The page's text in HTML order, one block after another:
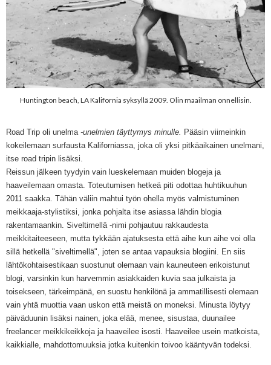
Huntington beach, LA Kalifornia syksyllä 2009. Olin maailman onnellisin.
Road Trip oli unelma -unelmien täyttymys minulle. Pääsin viimeinkin
kokeilemaan surfausta Kaliforniassa, joka oli yksi pitkäaikainen unelmani,
itse road tripin lisäksi.
Reissun jälkeen tyydyin vain lueskelemaan muiden blogeja ja
haaveilemaan omasta. Toteutumisen hetkeä piti odottaa huhtikuuhun
2011 saakka. Tähän väliin mahtui työn ohella myös valmistuminen
meikkaaja-stylistiksi, jonka pohjalta itse asiassa lähdin blogia
rakentamaankin. Siveltimellä -nimi pohjautuu rakkaudesta
meikkitaiteeseen, mutta tykkään ajatuksesta että aihe kun aihe voi olla
sillä hetkellä "siveltimellä", joten se antaa vapauksia blogiini. En siis
lähtökohtaisestikaan suostunut olemaan vain kauneuteen erikoistunut
blogi, varsinkin kun harvemmin asiakkaiden kuvia saa julkaista ja
toisekseen, tärkeimpänä, en suostu henkilönä ja ammatillisesti olemaan
vain yhtä muottia vaan uskon että meistä on moneksi. Minusta löytyy
päiväduunin lisäksi nainen, joka elää, menee, sisustaa, duunailee
freelancer meikkikeikkoja ja haaveilee isosti. Haaveilee usein matkoista,
kaikkialle, mahdottomuuksia jotka kuitenkin toivoo kääntyvän todeksi.